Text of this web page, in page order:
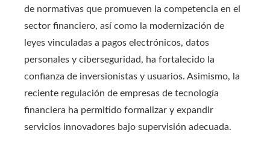
de normativas que promueven la competencia en el
sector financiero, así como la modernización de
leyes vinculadas a pagos electrónicos, datos
personales y ciberseguridad, ha fortalecido la
confianza de inversionistas y usuarios. Asimismo, la
reciente regulación de empresas de tecnología
financiera ha permitido formalizar y expandir
servicios innovadores bajo supervisión adecuada.